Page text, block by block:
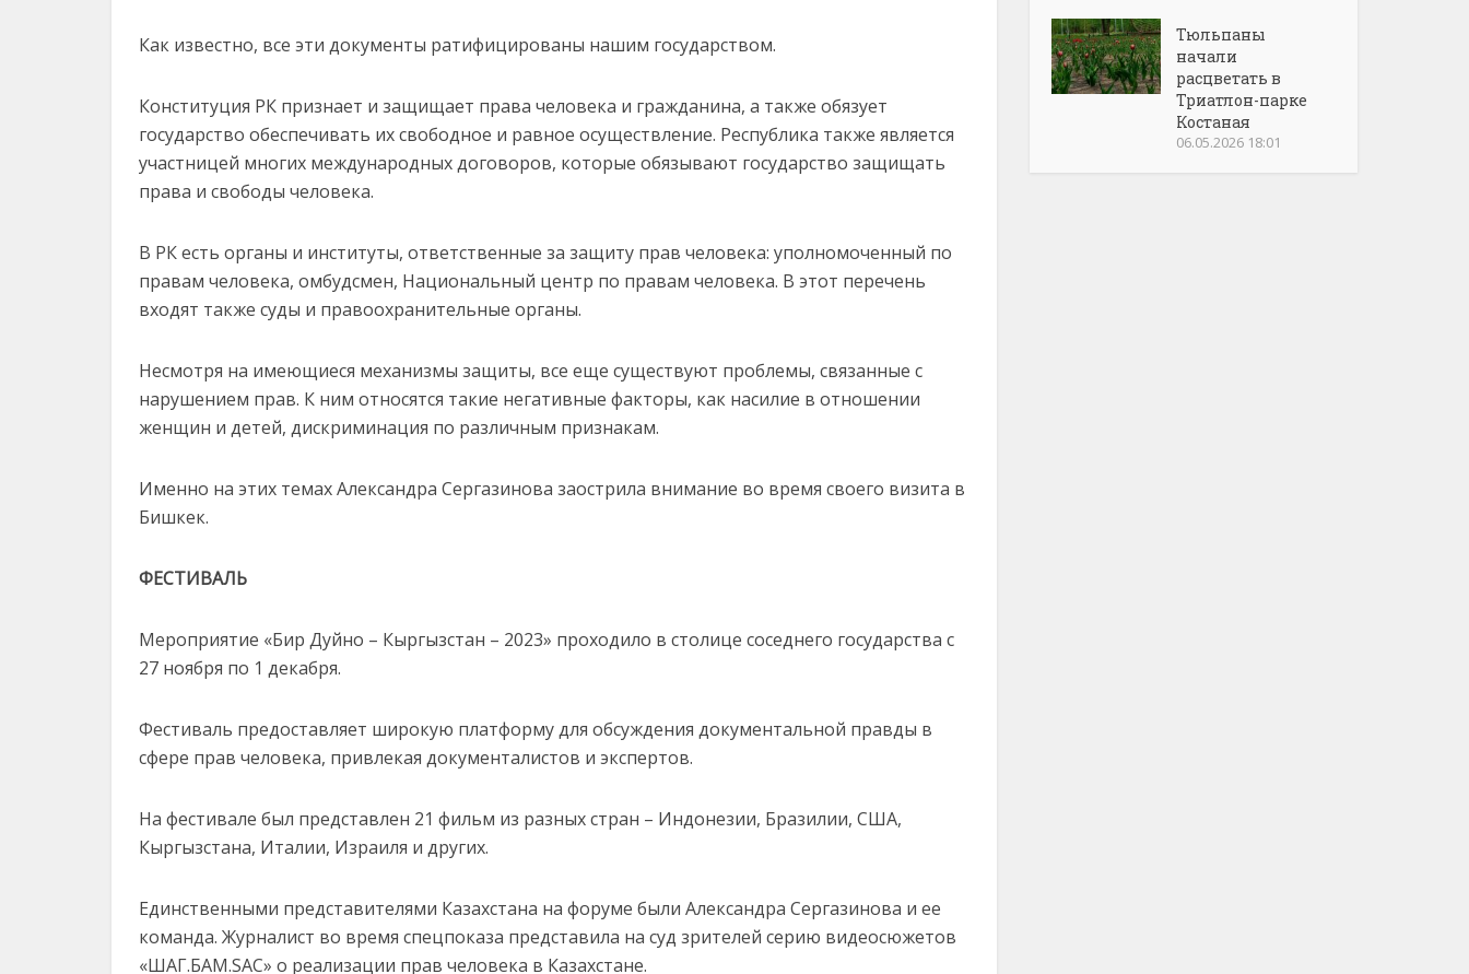
Как известно, все эти документы ратифицированы нашим государством.
Конституция РК признает и защищает права человека и гражданина, а также обязует
государство обеспечивать их свободное и равное осуществление. Республика также является
участницей многих международных договоров, которые обязывают государство защищать
права и свободы человека.
В РК есть органы и институты, ответственные за защиту прав человека: уполномоченный по
правам человека, омбудсмен, Национальный центр по правам человека. В этот перечень
входят также суды и правоохранительные органы.
Несмотря на имеющиеся механизмы защиты, все еще существуют проблемы, связанные с
нарушением прав. К ним относятся такие негативные факторы, как насилие в отношении
женщин и детей, дискриминация по различным признакам.
Именно на этих темах Александра Сергазинова заострила внимание во время своего визита в
Бишкек.
ФЕСТИВАЛЬ
Мероприятие «Бир Дуйно – Кыргызстан – 2023» проходило в столице соседнего государства с
27 ноября по 1 декабря.
Фестиваль предоставляет широкую платформу для обсуждения документальной правды в
сфере прав человека, привлекая документалистов и экспертов.
На фестивале был представлен 21 фильм из разных стран – Индонезии, Бразилии, США,
Кыргызстана, Италии, Израиля и других.
Единственными представителями Казахстана на форуме были Александра Сергазинова и ее
команда. Журналист во время спецпоказа представила на суд зрителей серию видеосюжетов
«ШАГ.БАМ.SAC» о реализации прав человека в Казахстане.
Тюльпаны
начали
расцветать в
Триатлон-парке
Костаная
06.05.2026 18:01